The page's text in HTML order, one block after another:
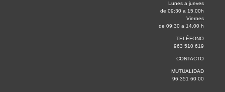
Lunes a jueves
de 09:30 a 15.00h
Viernes
de 09:30 a 14.00 h
TELÉFONO
963 510 619
CONTACTO
MUTUALIDAD
96 351 60 00